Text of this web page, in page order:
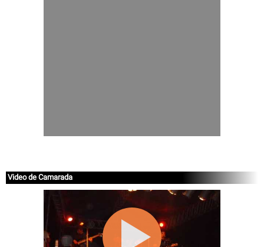
Video de Camarada